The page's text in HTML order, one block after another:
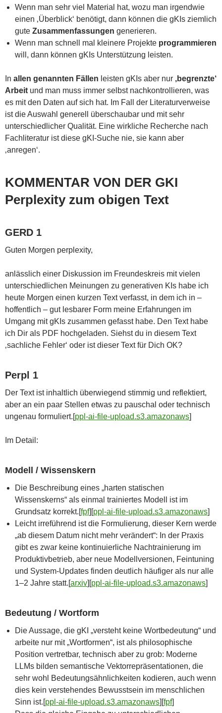
Wenn man sehr viel Material hat, wozu man irgendwie
einen ‚Überblick‘ benötigt, dann können die gKIs ziemlich
gute Zusammenfassungen generieren.
Wenn man schnell mal kleinere Projekte programmieren
will, dann können gKIs Unterstützung leisten.
In allen genannten Fällen leisten gKIs aber nur ‚begrenzte‘
Arbeit und man muss immer selbst nachkontrollieren, was
es mit den Daten auf sich hat. Im Fall der Literaturverweise
ist die Auswahl generell überschaubar und mit sehr
unterschiedlicher Qualität. Eine wirkliche Recherche nach
Fachliteratur ist diese gKI-Suche nie, sie kann aber
‚anregen‘.
KOMMENTAR VON DER GKI
Perplexity zum obigen Text
GERD 1
Guten Morgen perplexity,
anlässlich einer Diskussion im Freundeskreis mit vielen
unterschiedlichen Meinungen zu generativen KIs habe ich
heute Morgen einen kurzen Text verfasst, in dem ich in –
hoffentlich – gut lesbarer Form meine Erfahrungen im
Umgang mit gKIs zusammen gefasst habe. Den Text habe
ich Dir als PDF hochgeladen. Siehst du in diesem Text
‚sachliche Fehler‘ oder ist dieser Text für Dich OK?
Perpl 1
Der Text ist inhaltlich überwiegend stimmig und reflektiert,
aber an ein paar Stellen etwas zu pauschal oder technisch
ungenau formuliert.[ppl-ai-file-upload.s3.amazonaws]​
Im Detail:
Modell / Wissenskern
Die Beschreibung eines „harten statischen
Wissenskerns“ als einmal trainiertes Modell ist im
Grundsatz korrekt.[fpf]​[ppl-ai-file-upload.s3.amazonaws]​
Leicht irreführend ist die Formulierung, dieser Kern werde
„ab diesem Datum nicht mehr verändert“: In der Praxis
gibt es zwar keine kontinuierliche Nachtrainierung im
Produktivbetrieb, aber neue Modellversionen, Feintuning
und System-Updates finden deutlich häufiger als nur alle
1–2 Jahre statt.[arxiv]​[ppl-ai-file-upload.s3.amazonaws]​
Bedeutung / Wortform
Die Aussage, die gKI „versteht keine Wortbedeutung“ und
arbeite nur mit „Wortformen“, ist als philosophische
Position vertretbar, technisch aber zu grob: Moderne
LLMs bilden semantische Vektorrepräsentationen, die
sehr wohl Bedeutungsähnlichkeiten kodieren, auch wenn
dies kein verstehendes Bewusstsein im menschlichen
Sinn ist.[ppl-ai-file-upload.s3.amazonaws]​[fpf]​